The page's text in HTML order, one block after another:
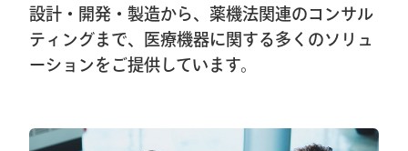
2026.1.8
第40回東日本手外科研究会出展＆ハンズ
2026.1.7
設計・開発・製造から、薬機法関連のコンサル
ティングまで、医療機器に関する多くのソリュ
ーションをご提供しています。